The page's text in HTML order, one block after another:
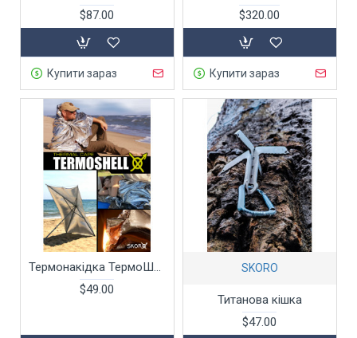
$87.00
Купити зараз
$320.00
Купити зараз
Термонакідка ТермоШел - 2,5 м*1,5 м.
$49.00
SKORO
Титанова кішка
$47.00